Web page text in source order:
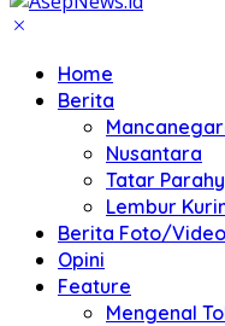
Home
Berita
Nusantara
Tatar
Lembur
Berita Foto/Video
Opini
Feature
Mengenal